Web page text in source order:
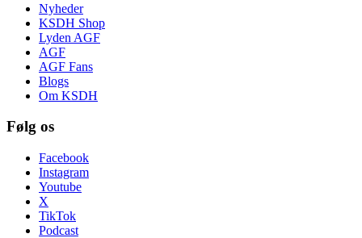
Nyheder
KSDH Shop
Lyden AGF
AGF
AGF Fans
Blogs
Om KSDH
Følg os
Facebook
Instagram
Youtube
X
TikTok
Podcast